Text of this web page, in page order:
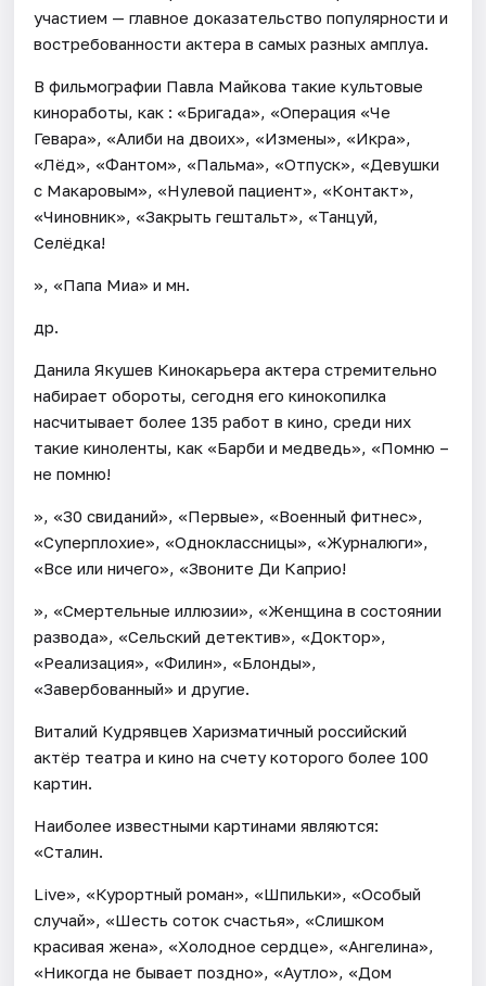
участием — главное доказательство популярности и
востребованности актера в самых разных амплуа.
В фильмографии Павла Майкова такие культовые
киноработы, как : «Бригада», «Операция «Че
Гевара», «Алиби на двоих», «Измены», «Икра»,
«Лёд», «Фантом», «Пальма», «Отпуск», «Девушки
с Макаровым», «Нулевой пациент», «Контакт»,
«Чиновник», «Закрыть гештальт», «Танцуй,
Селёдка!
», «Папа Миа» и мн.
др.
Данила Якушев Кинокарьера актера стремительно
набирает обороты, сегодня его кинокопилка
насчитывает более 135 работ в кино, среди них
такие киноленты, как «Барби и медведь», «Помню –
не помню!
», «30 свиданий», «Первые», «Военный фитнес»,
«Суперплохие», «Одноклассницы», «Журналюги»,
«Все или ничего», «Звоните Ди Каприо!
», «Смертельные иллюзии», «Женщина в состоянии
развода», «Сельский детектив», «Доктор»,
«Реализация», «Филин», «Блонды»,
«Завербованный» и другие.
Виталий Кудрявцев Харизматичный российский
актёр театра и кино на счету которого более 100
картин.
Наиболее известными картинами являются:
«Сталин.
Live», «Курортный роман», «Шпильки», «Особый
случай», «Шесть соток счастья», «Слишком
красивая жена», «Холодное сердце», «Ангелина»,
«Никогда не бывает поздно», «Аутло», «Дом